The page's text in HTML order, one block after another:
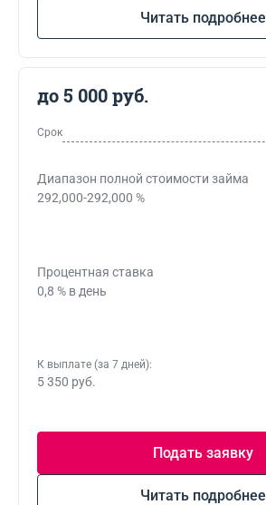
Читать подробнее
до 5 000 руб.
Срок
Диапазон полной стоимости займа
292,000-292,000 %
Процентная ставка
0,8 % в день
К выплате (за 7 дней):
5 350 руб.
Подать заявку
Читать подробнее